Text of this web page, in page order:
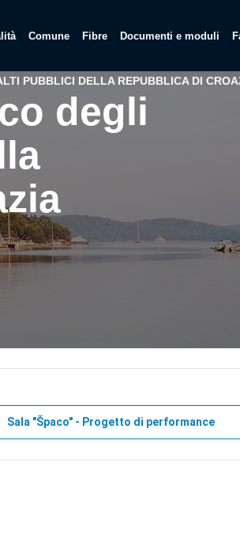
Comune Fibre Documenti e moduli
PUBBLICI DELLA REPUBBLICA DI
degli
Sala "Špaco" - Progetto di performance